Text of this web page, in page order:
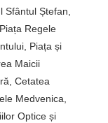
Ștefan,
Regele
Piața și
Maicii
Cetatea
Medvenica,
Optice și